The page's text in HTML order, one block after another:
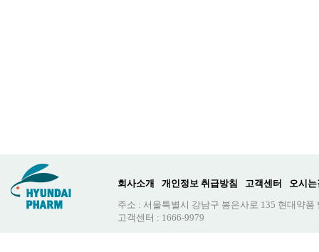
회사소개 개인정보 취급방침 고객센터
오시는
주소 : 서울특별시 강남구 봉은사로 135 현대약품
고객센터 : 1666-9979